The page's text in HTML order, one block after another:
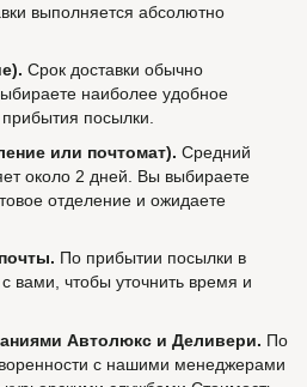
выполняется абсолютно
Срок доставки обычно
наиболее удобное
посылки.
или почтомат). Средний
около 2 дней. Вы выбираете
отделение и ожидаете
По прибытии посылки в
вами, чтобы уточнить время и
Автолюкс и Деливери. По
с нашими менеджерами